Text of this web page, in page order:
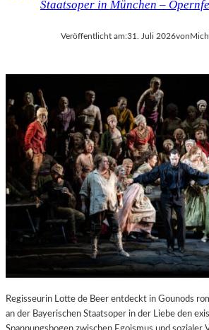
Staatsoper in München –
Veröffentlicht am:31. Juli 2026von
Regisseurin Lotte de Beer entdeckt in Gounods
an der Bayerischen Staatsoper in der Liebe den